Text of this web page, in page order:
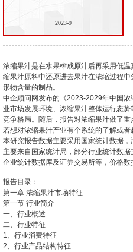
2023-9
浓缩果汁是在水果榨成原汁后再采用低
缩果汁原料中还原进去果汁在浓缩过程
形物含量的制品。
中企顾问网发布的《2023-2029年中国
业市场发展环境、浓缩果汁整体运行态
竞争格局。随后，报告对浓缩果汁做了
若想对浓缩果汁产业有个系统的了解或
本研究报告数据主要采用国家统计数据
主要来自国家统计局，部分行业统计数
企业统计数据库及证券交易所等，价格数
报告目录：
第一章 浓缩果汁市场特征
第一节 行业简介
一、行业概述
二、行业特征
1、行业消费特征
2、行业产品结构特征